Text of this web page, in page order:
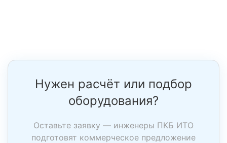
Нужен расчёт или подбор
оборудования?
Оставьте заявку — инженеры ПКБ ИТО
подготовят коммерческое предложение